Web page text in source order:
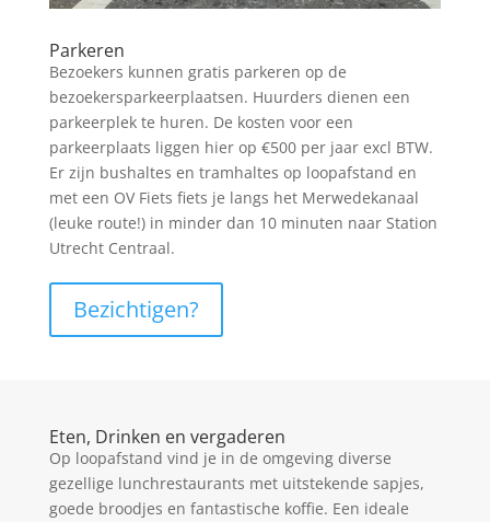
Parkeren
Bezoekers kunnen gratis parkeren op de
bezoekersparkeerplaatsen. Huurders dienen een
parkeerplek te huren. De kosten voor een
parkeerplaats liggen hier op €500 per jaar excl BTW.
Er zijn bushaltes en tramhaltes op loopafstand en
met een OV Fiets fiets je langs het Merwedekanaal
(leuke route!) in minder dan 10 minuten naar Station
Utrecht Centraal.
Bezichtigen?
Eten, Drinken en vergaderen
Op loopafstand vind je in de omgeving diverse
gezellige lunchrestaurants met uitstekende sapjes,
goede broodjes en fantastische koffie. Een ideale